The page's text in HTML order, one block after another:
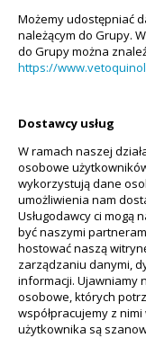
Możemy udostępniać
należącym do Grupy.
do Grupy można
https://
Dostawcy usług
W ramach naszej
osobowe
wykorzystują dane
umożliwienia nam
Usługodawcy ci mogą
być naszymi
hostować naszą
zarządzaniu danymi,
informacji. Ujawniamy
osobowe, których
współpracujemy z
użytkownika są